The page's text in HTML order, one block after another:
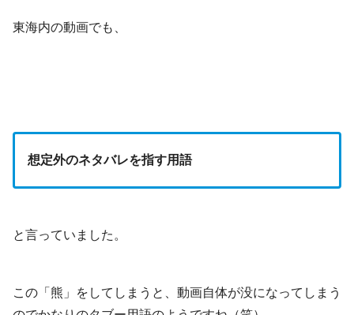
東海内の動画でも、
想定外のネタバレを指す用語
と言っていました。
この「熊」をしてしまうと、動画自体が没になってしまう